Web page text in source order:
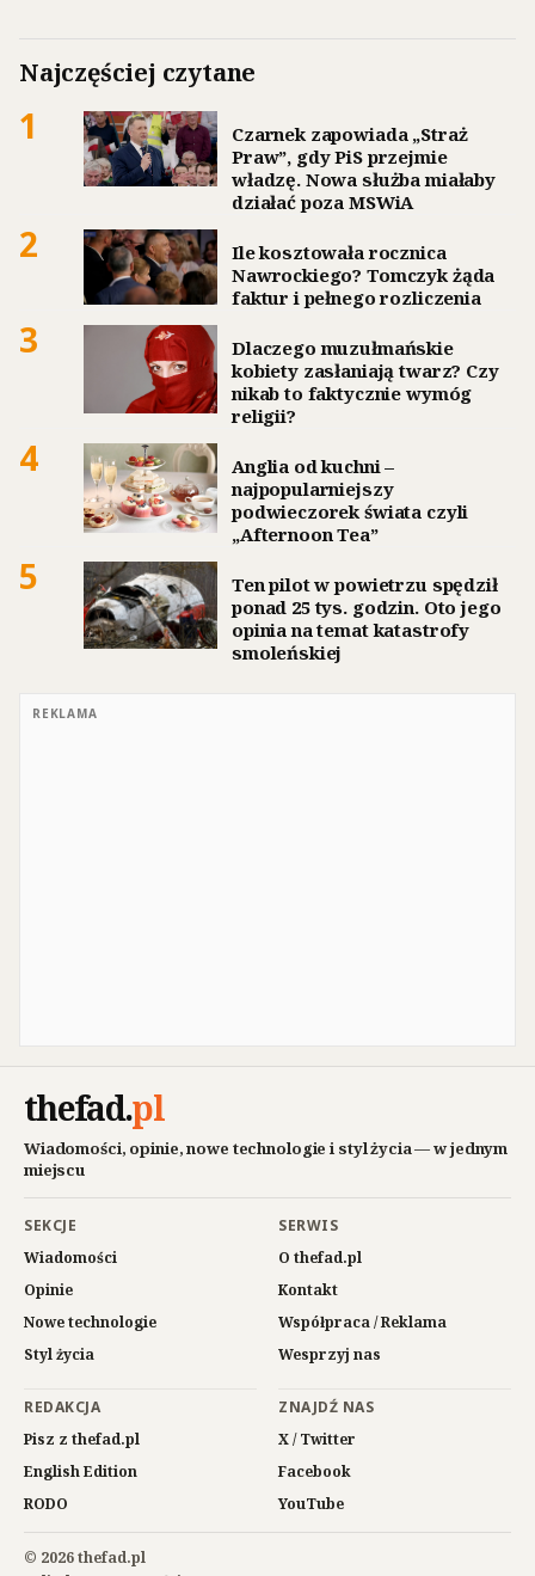
Najczęściej czytane
1
Czarnek zapowiada „Straż
Praw”, gdy PiS przejmie
władzę. Nowa służba miałaby
działać poza MSWiA
2
Ile kosztowała rocznica
Nawrockiego? Tomczyk żąda
faktur i pełnego rozliczenia
3
Dlaczego muzułmańskie
kobiety zasłaniają twarz? Czy
nikab to faktycznie wymóg
religii?
4
Anglia od kuchni –
najpopularniejszy
podwieczorek świata czyli
„Afternoon Tea”
5
Ten pilot w powietrzu spędził
ponad 25 tys. godzin. Oto jego
opinia na temat katastrofy
smoleńskiej
REKLAMA
thefad.pl
Wiadomości, opinie, nowe technologie i styl życia — w jednym
miejscu
SEKCJE
Wiadomości
Opinie
Nowe technologie
Styl życia
SERWIS
O thefad.pl
Kontakt
Współpraca / Reklama
Wesprzyj nas
REDAKCJA
Pisz z thefad.pl
English Edition
RODO
ZNAJDŹ NAS
X / Twitter
Facebook
YouTube
© 2026 thefad.pl